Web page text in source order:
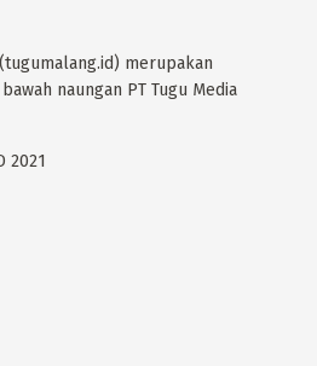
merupakan
naungan PT Tugu Media